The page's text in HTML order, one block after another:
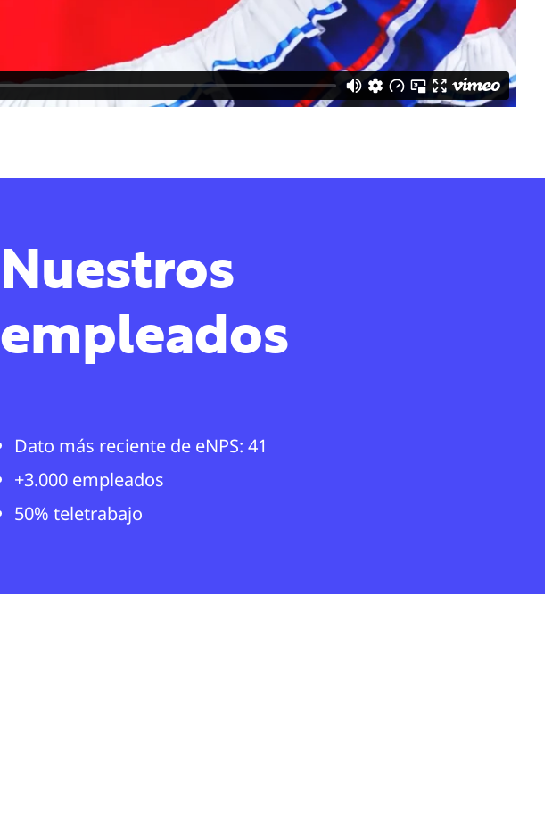
Nuestros
empleados
Dato más reciente de eNPS: 41
+3.000 empleados
50% teletrabajo